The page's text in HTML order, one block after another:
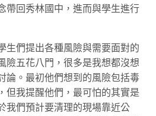
帶回秀林國中，進而與學生進行
生們提出各種風險與需要面對的
險五花八門，很多是我想都沒想
論。最初他們想到的風險包括毒
，但我提醒他們，最可怕的其實是
我們預計要清理的現場靠近公